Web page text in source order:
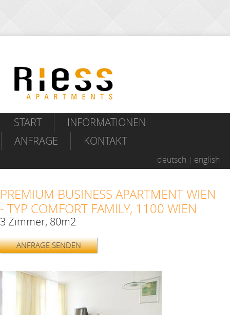
START
INFORMATIONEN
ANFRAGE
KONTAKT
deutsch english
PREMIUM BUSINESS APARTMENT WIEN
- TYP COMFORT FAMILY, 1100 WIEN
3 Zimmer, 80m2
ANFRAGE SENDEN